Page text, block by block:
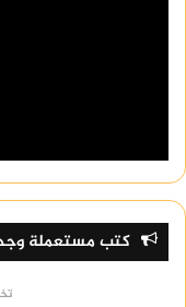
كتب مستعملة